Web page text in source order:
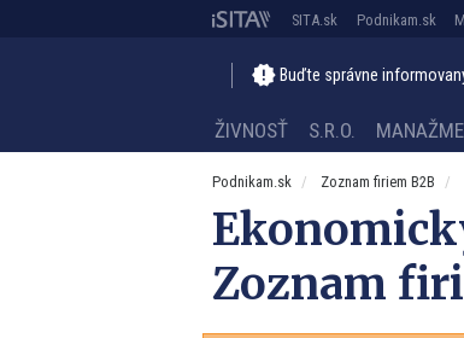
SITA.sk Podnikam.sk
Buďte správne
ŽIVNOSŤ S.R.O.
Podnikam.sk Zoznam firiem B2B
Zoznam